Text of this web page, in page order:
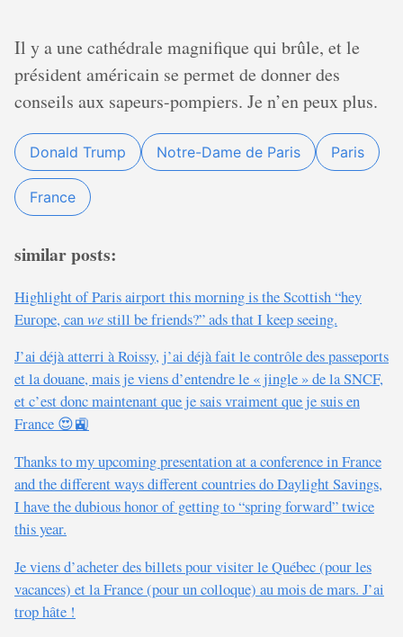
Il y a une cathédrale magnifique qui brûle, et le
président américain se permet de donner des
conseils aux sapeurs-pompiers. Je n’en peux plus.
Donald Trump Notre-Dame de Paris Paris
France
similar posts:
Highlight of Paris airport this morning is the Scottish “hey
Europe, canwestill be friends?” ads that I keep seeing.
J’ai déjà atterri à Roissy, j’ai déjà fait le contrôle des passeports
et la douane, mais je viens d’entendre le « jingle » de la SNCF,
et c’est donc maintenant que je sais vraiment que je suis en
France 😍🚉
Thanks to my upcoming presentation at a conference in France
and the different ways different countries do Daylight Savings,
I have the dubious honor of getting to “spring forward” twice
this year.
Je viens d’acheter des billets pour visiter le Québec (pour les
vacances) et la France (pour un colloque) au mois de mars. J’ai
trop hâte !